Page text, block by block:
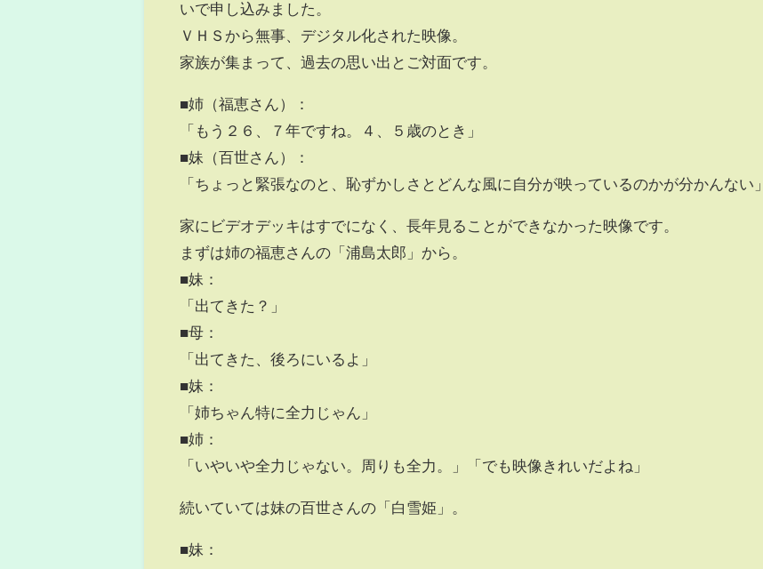
いで申し込みました。
ＶＨＳから無事、デジタル化された映像。
家族が集まって、過去の思い出とご対面です。
■姉（福恵さん）：
「もう２６、７年ですね。４、５歳のとき」
■妹（百世さん）：
「ちょっと緊張なのと、恥ずかしさとどんな風に自分が映っているのかが分かんない」
家にビデオデッキはすでになく、長年見ることができなかった映像です。
まずは姉の福恵さんの「浦島太郎」から。
■妹：
「出てきた？」
■母：
「出てきた、後ろにいるよ」
■妹：
「姉ちゃん特に全力じゃん」
■姉：
「いやいや全力じゃない。周りも全力。」「でも映像きれいだよね」
続いていては妹の百世さんの「白雪姫」。
■妹：